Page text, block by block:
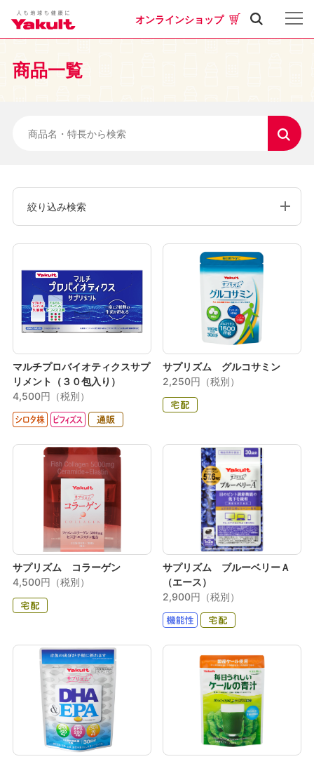
オンラインショップ
商品一覧
絞り込み検索
マルチプロバイオティクスサプ
リメント（３０包入り）
4,500円（税別）
サプリズム グルコサミン
2,250円（税別）
サプリズム コラーゲン
4,500円（税別）
サプリズム ブルーベリーＡ
（エース）
2,900円（税別）